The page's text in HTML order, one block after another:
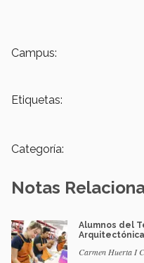
Campus:
Etiquetas:
Categoría:
Notas
Alumnos del
Carmen Huerta I